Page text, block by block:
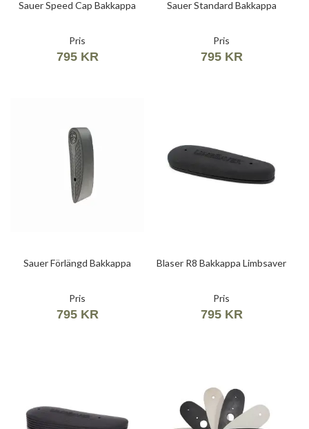
Sauer Speed Cap Bakkappa
Pris
795 KR
Sauer Standard Bakkappa
Pris
795 KR
Sauer Förlängd Bakkappa
Pris
795 KR
Blaser R8 Bakkappa Limbsaver
Pris
795 KR